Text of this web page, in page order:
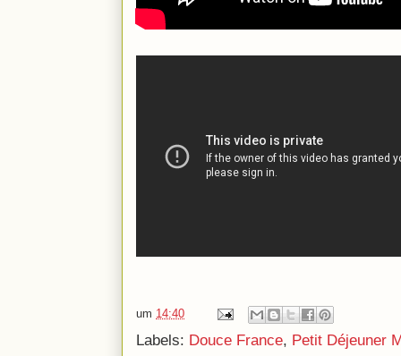
um 14:40
Labels: Douce France, Petit Déjeuner